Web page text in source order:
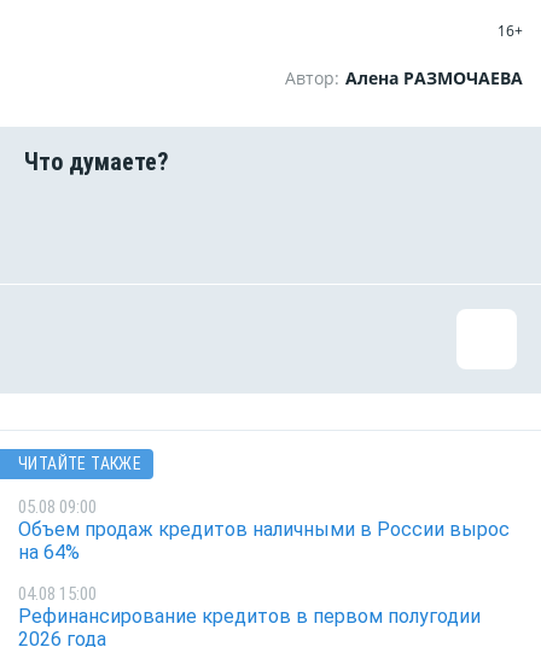
16+
Автор: Алена РАЗМОЧАЕВА
ЧИТАЙТЕ ТАКЖЕ
05.08 09:00
Объем продаж кредитов наличными в России вырос
на 64%
04.08 15:00
Рефинансирование кредитов в первом полугодии
2026 года